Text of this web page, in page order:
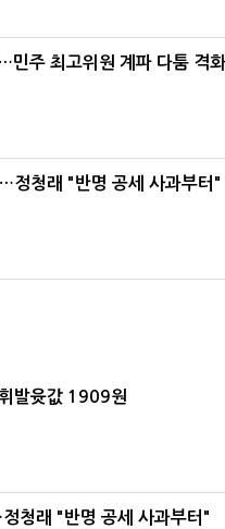
주 최고위원 계파 다툼 격화
정청래 "반명 공세 사과부터"
발윳값 1909원
청래 "반명 공세 사과부터"